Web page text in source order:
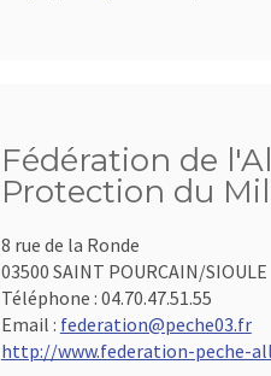
Fédération de
Protection du
8 rue de la Ronde
03500 SAINT POURCAIN/SIOULE
Téléphone : 04.70.47.51.55
Email : federation@peche03.fr
http://www.federation-peche-